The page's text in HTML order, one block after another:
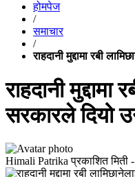
होमपेज
/
समाचार
/
राहदानी मुद्दामा रबी
राहदानी मुद्दामा
सरकारले दियो
Himali Patrika प्रकाशित मिती -